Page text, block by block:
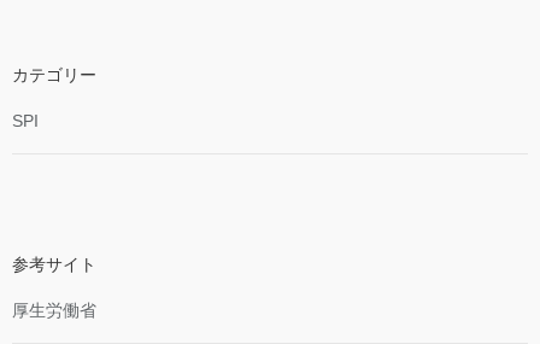
カテゴリー
SPI
参考サイト
厚生労働省